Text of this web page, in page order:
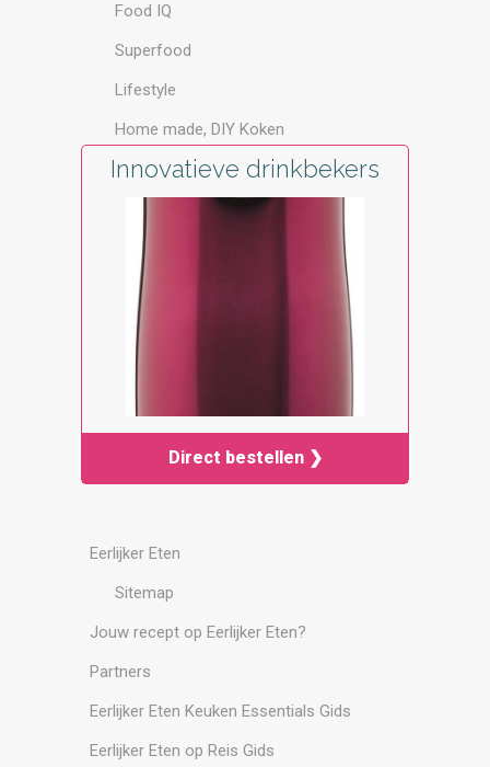
Food IQ
Superfood
Lifestyle
Home made, DIY Koken
Innovatieve drinkbekers
Direct bestellen ❯
Eerlijker Eten
Sitemap
Jouw recept op Eerlijker Eten?
Partners
Eerlijker Eten Keuken Essentials Gids
Eerlijker Eten op Reis Gids